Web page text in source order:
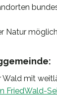
Natur
Wald mit
FriedWald-